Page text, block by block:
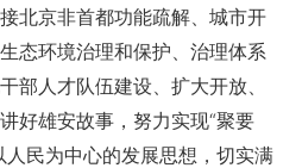
北京非首都功能疏解、城市开
态环境治理和保护、治理体系
部人才队伍建设、扩大开放、
好雄安故事，努力实现“聚要
民为中心的发展思想，切实满